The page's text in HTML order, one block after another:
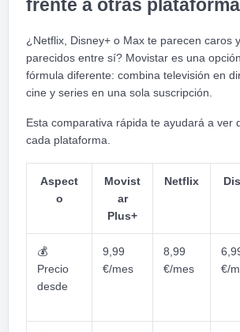
frente a otras
¿Netflix, Disney+ o Max te parecen caros
parecidos entre sí? Movistar es una
fórmula diferente: combina televisión en
cine y series en una sola suscripción.
Esta comparativa rápida te ayudará a ver
cada plataforma.
Aspect
o
Movist
ar
Plus+
Netflix
💰
Precio
desde
9,99
€/mes
8,99
€/mes
€/